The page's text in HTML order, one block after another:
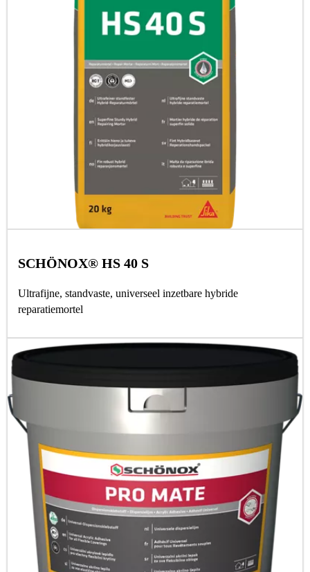
SCHÖNOX® HS 40 S
Ultrafijne, standvaste, universeel inzetbare hybride
reparatiemortel